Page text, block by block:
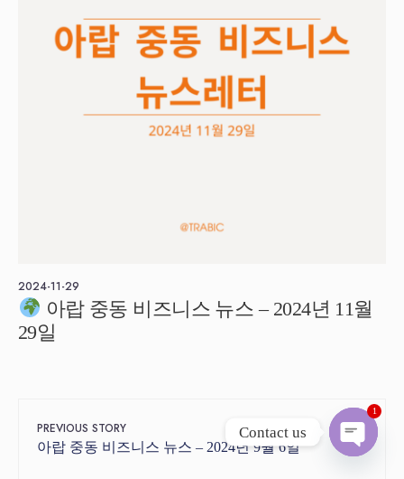
2024-11-29
아랍 중동 비즈니스 뉴스 – 2024년 11월
29일
PREVIOUS STORY
아랍 중동 비즈니스 뉴스 – 2024년 9월 6일
Contact us
Open
1